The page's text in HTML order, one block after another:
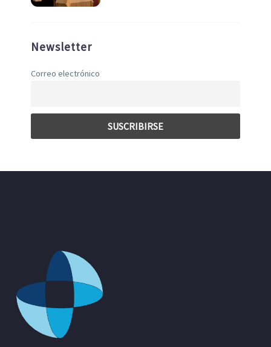
Newsletter
Correo electrónico